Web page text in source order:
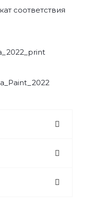
соответствия